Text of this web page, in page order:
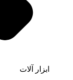
ابزار آلات